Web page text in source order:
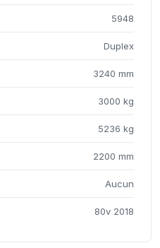
5948
Duplex
3240 mm
3000 kg
5236 kg
2200 mm
Aucun
80v 2018